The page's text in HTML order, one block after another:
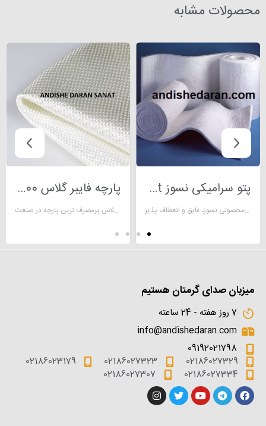
محصولات مشابه
پتو سرامیکی نسوز Wool Ceramic Blanket
پتوهای سرامیکی محصولی نسوز، عایق و انعطاف پذیر
پارچه فایبر گلاس 200 گرمی
پارچه فایبر گلاس پرمصرف ترین پارچه در صنعت .
میزبان صدای گرمتان هستیم
7 روز هفته - 24 ساعته
info@andishedaran.com
09192021798
02186027329
02186027323
02186023179
02186027334
02186027307